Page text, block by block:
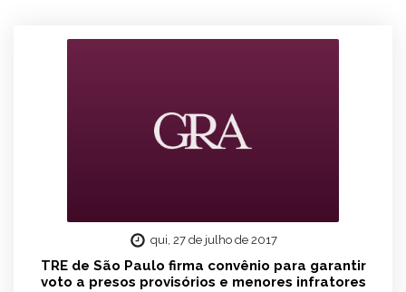
qui, 27 de julho de 2017
TRE de São Paulo firma convênio para garantir
voto a presos provisórios e menores infratores